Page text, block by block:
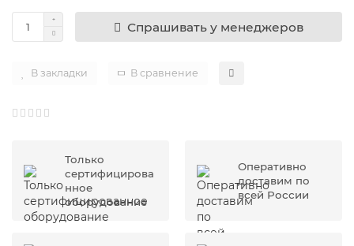
Спрашивать у менеджеров
В закладки В сравнение
Только
сертифицирова
нное
оборудование
Оперативно
доставим по
всей России